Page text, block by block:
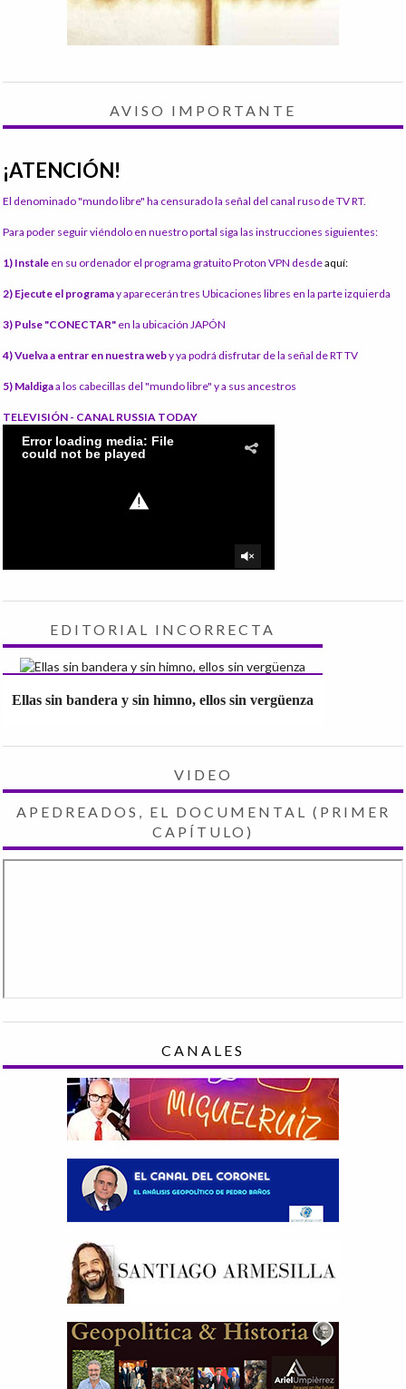
AVISO IMPORTANTE
¡ATENCIÓN!
El denominado "mundo libre" ha censurado la señal del canal ruso de TV RT.
Para poder seguir viéndolo en nuestro portal siga las instrucciones siguientes:
1) Instale en su ordenador el programa gratuito Proton VPN desdeaquí:
2) Ejecute el programay aparecerán tres Ubicaciones libres en la parte izquierda
3) Pulse "CONECTAR" en la ubicación JAPÓN
4) Vuelva a entrar en nuestra weby ya podrá disfrutar de la señal de RT TV
5) Maldigaa los cabecillas del "mundo libre" y a sus ancestros
TELEVISIÓN - CANAL RUSSIA TODAY
EDITORIAL INCORRECTA
Ellas sin bandera y sin himno, ellos sin vergüenza
VIDEO
APEDREADOS, EL DOCUMENTAL (PRIMER
CAPÍTULO)
CANALES